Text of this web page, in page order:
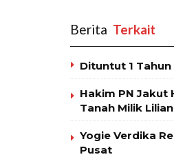
Berita ‎ Terkait
Dituntut 1
Hakim PN
Tanah Milik
Yogie Verdika
Pusat